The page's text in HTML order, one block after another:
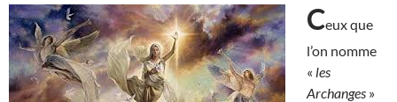
Ceux que
l’on nomme
« les
Archanges »